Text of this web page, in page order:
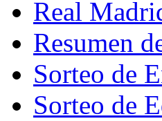
Real
Resumen
Sorteo de
Sorteo de